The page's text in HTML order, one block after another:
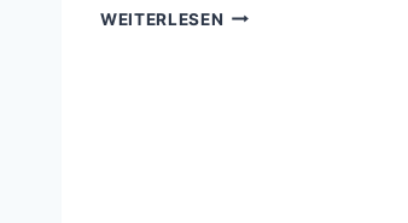
WEITERLESEN AUFRUF